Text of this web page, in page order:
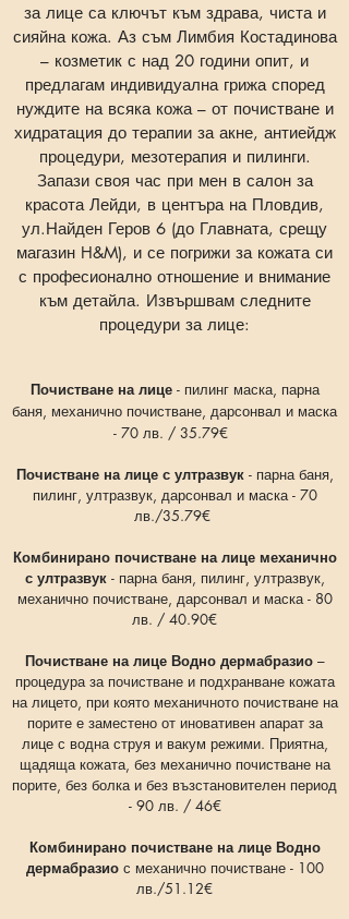
за лице са ключът към здрава, чиста и
сияйна кожа. Аз съм Лимбия Костадинова
– козметик с над 20 години опит, и
предлагам индивидуална грижа според
нуждите на всяка кожа – от почистване и
хидратация до терапии за акне, антиейдж
процедури, мезотерапия и пилинги.
Запази своя час при мен в салон за
красота Лейди, в центъра на Пловдив,
ул.Найден Геров 6 (до Главната, срещу
магазин H&M), и се погрижи за кожата си
с професионално отношение и внимание
към детайла. Извършвам следните
процедури за лице:
Почистване на лице- пилинг маска, парна
баня, механично почистване, дарсонвал и маска
- 70 лв. / 35.79€
Почистване на лице с ултразвук- парна баня,
пилинг, ултразвук, дарсонвал и маска - 70
лв./35.79€
Комбинирано почистване на лице механично
с ултразвук- парна баня, пилинг, ултразвук,
механично почистване, дарсонвал и маска - 80
лв. / 40.90€
Почистване на лице Водно дермабразио–
процедура за почистване и подхранване кожата
на лицето, при която механичното почистване на
порите е заместено от иновативен апарат за
лице с водна струя и вакум режими. Приятна,
щадяща кожата, без механично почистване на
порите, без болка и без възстановителен период
- 90 лв. / 46€
Комбинирано почистване на лице Водно
дермабразиос механично почистване - 100
лв./51.12€